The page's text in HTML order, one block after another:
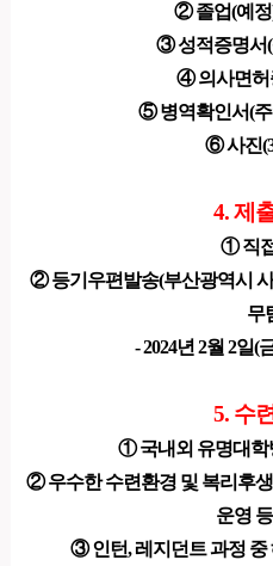
② 졸업(예정
③ 성적증명서(
④ 의사면허
⑤ 병역확인서(
⑥ 사진
4. 제
① 직
② 등기우편발송(부산광역시
무
- 2024년 2월 2일(
5. 수
① 국내외 유명대학
② 우수한 수련환경 및 복리후
운영
③ 인턴, 레지던트 과정 중